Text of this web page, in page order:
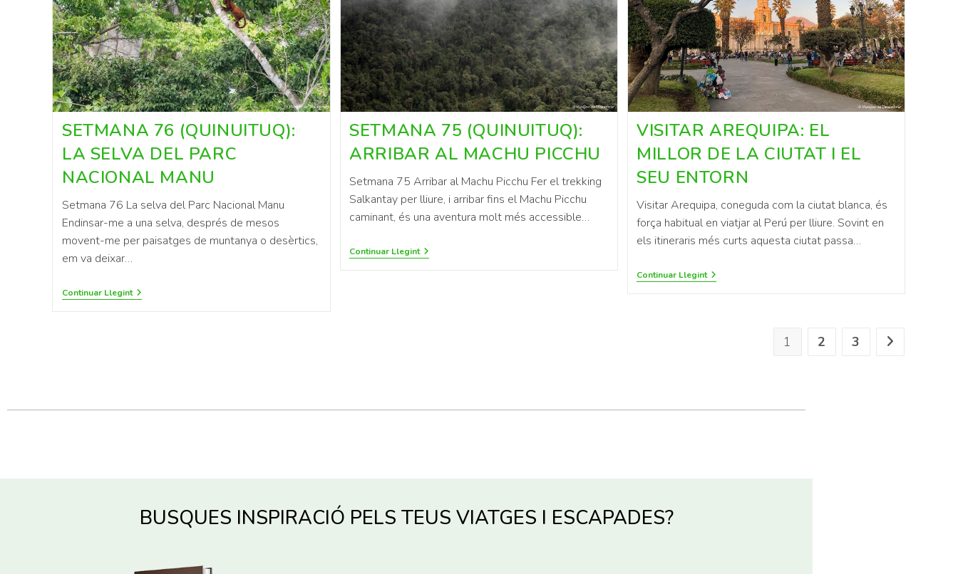
SETMANA 76 (QUINUITUQ):
LA SELVA DEL PARC
NACIONAL MANU
Setmana 76 La selva del Parc Nacional Manu
Endinsar-me a una selva, després de mesos
movent-me per paisatges de muntanya o desèrtics,
em va deixar…
Continuar Llegint
SETMANA 75 (QUINUITUQ):
ARRIBAR AL MACHU PICCHU
Setmana 75 Arribar al Machu Picchu Fer el trekking
Salkantay per lliure, i arribar fins el Machu Picchu
caminant, és una aventura molt més accessible…
Continuar Llegint
VISITAR AREQUIPA: EL
MILLOR DE LA CIUTAT I EL
SEU ENTORN
Visitar Arequipa, coneguda com la ciutat blanca, és
força habitual en viatjar al Perú per lliure. Sovint en
els itineraris més curts aquesta ciutat passa…
Continuar Llegint
1 2 3
BUSQUES INSPIRACIÓ PELS TEUS VIATGES I ESCAPADES?